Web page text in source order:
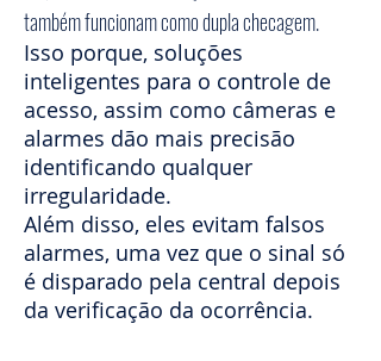
também funcionam como dupla checagem.
Isso porque, soluções
inteligentes para o controle de
acesso, assim como câmeras e
alarmes dão mais precisão
identificando qualquer
irregularidade.
Além disso, eles evitam falsos
alarmes, uma vez que o sinal só
é disparado pela central depois
da verificação da ocorrência.